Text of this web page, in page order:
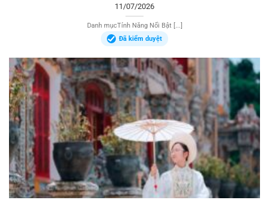
11/07/2026
Danh mụcTính Năng Nổi Bật [...]
Đã kiểm duyệt